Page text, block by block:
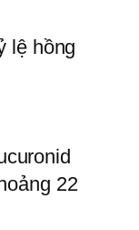
lệ hồng
22